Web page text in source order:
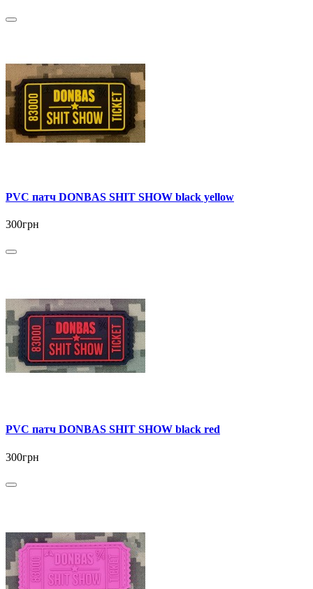
PVC патч DONBAS SHIT SHOW black yellow
300грн
PVC патч DONBAS SHIT SHOW black red
300грн